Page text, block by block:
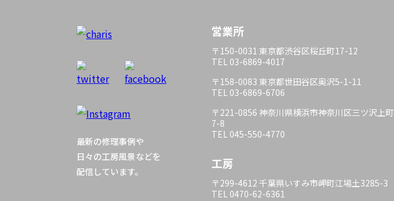
最新の修理事例や
日々の工房風景などを
配信しています。
営業所
〒150-0031 東京都渋谷区桜丘町17-12
TEL 03-6869-4017
〒158-0083 東京都世田谷区奥沢5-1-11
TEL 03-6869-6706
〒221-0856 神奈川県横浜市神奈川区三ツ沢上町
7-8
TEL 045-550-4770
工房
〒299-4612 千葉県いすみ市岬町江場土3285-3
TEL 0470-62-6361